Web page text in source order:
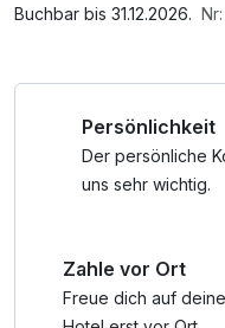
der Altstadt und
Erleben Sie Kultur und
während Ihres
W-LAN Nutzung /
Buchbar bis 31.12.2026.
Persönlichkeit
Der persönliche
uns sehr wichtig.
Zahle vor Ort
Freue dich auf